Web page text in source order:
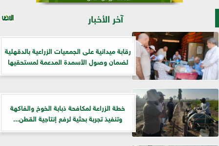
آخر الأخبار
رقابة ميدانية على الجمعيات الزراعية بالدقهلية
لضمان وصول الأسمدة المدعمة لمستحقيها
خطة الزراعة لمكافحة ذبابة الخوخ والفاكهة
وتنفيذ تجربة بحثية لرفع إنتاجية القطن...